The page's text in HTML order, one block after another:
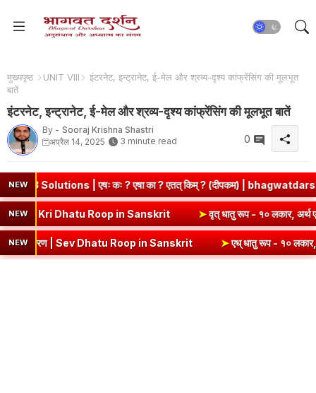
मुख्यपृष्ठ UNIT VIII
इंटरनेट, इन्ट्रानेट, ई-मेल और श्रव्य-दृश्य कांफ्रेंसिंग की मूलभूत
बातें
इंटरनेट, इन्ट्रानेट, ई-मेल और श्रव्य-दृश्य कांफ्रेंसिंग की मूलभूत बातें
By - Sooraj Krishna Shastri
अप्रैल 14, 2025
3 minute read 0
NEWकः ? एषा का ? एतत् किम् ? (दीपकम) | bhagwatdarshan.com
NEW
१० लकार, अर्थ एवं व्याकरण | Kri Dhatu Roop in Sanskrit ➤वृत् धातु
NEW
Sev Dhatu Roop in Sanskrit ➤एध् धातु रूप - १० लकार, अर्थ एवं